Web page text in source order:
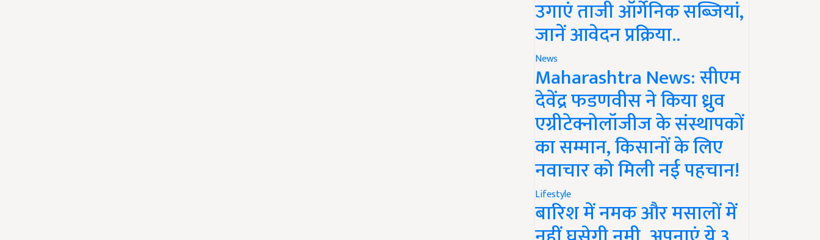
उगाएं ताजी ऑर्गेनिक सब्जियां,
जानें आवेदन प्रक्रिया..
News
Maharashtra News: सीएम
देवेंद्र फडणवीस ने किया ध्रुव
एग्रीटेक्नोलॉजीज के संस्थापकों
का सम्मान, किसानों के लिए
नवाचार को मिली नई पहचान!
Lifestyle
बारिश में नमक और मसालों में